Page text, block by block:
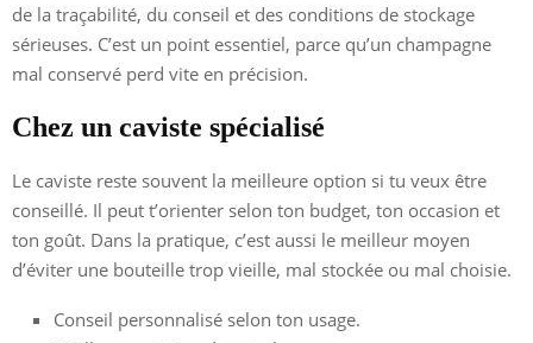
de la traçabilité, du conseil et des conditions de stockage
sérieuses. C’est un point essentiel, parce qu’un champagne
mal conservé perd vite en précision.
Chez un caviste spécialisé
Le caviste reste souvent la meilleure option si tu veux être
conseillé. Il peut t’orienter selon ton budget, ton occasion et
ton goût. Dans la pratique, c’est aussi le meilleur moyen
d’éviter une bouteille trop vieille, mal stockée ou mal choisie.
Conseil personnalisé selon ton usage.